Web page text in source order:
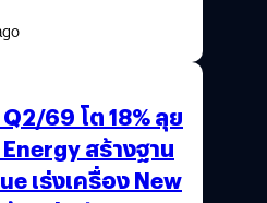
Q2/69 โต 18% ลุย
สร้างฐาน
เร่งเครื่อง New